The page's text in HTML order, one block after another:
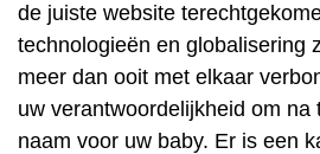
de juiste website
technologieën en globalisering
meer dan ooit met elkaar
uw verantwoordelijkheid om na
naam voor uw baby. Er is een